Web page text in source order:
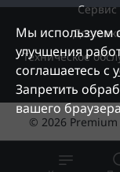
Сервис
Техническое
© 2026
Мы используем
улучшения
соглашаетесь с
Запретить
вашего